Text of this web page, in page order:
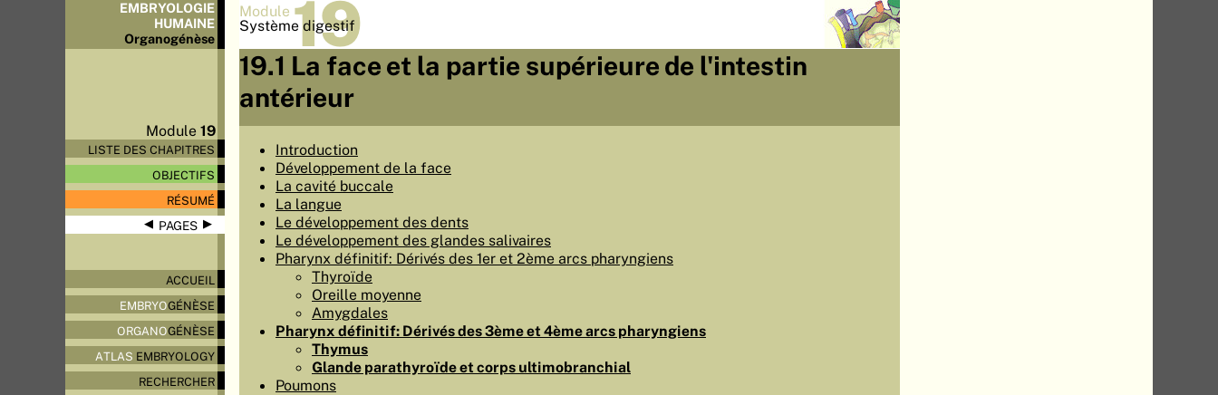
EMBRYOLOGIE
HUMAINE
Organogénèse
Module19
LISTE DES CHAPITRES
OBJECTIFS
RÉSUMÉ
◀ PAGES▶
ACCUEIL
EMBRYOGÉNÈSE
ORGANOGÉNÈSE
ATLAS EMBRYOLOGY
RECHERCHER
Module 19
Système digestif
19.1 La face et la partie supérieure de l'intestin
antérieur
Introduction
Développement de la face
La cavité buccale
La langue
Le développement des dents
Le développement des glandes salivaires
Pharynx définitif: Dérivés des 1er et 2ème arcs pharyngiens
Thyroïde
Oreille moyenne
Amygdales
Pharynx définitif: Dérivés des 3ème et 4ème arcs pharyngiens
Thymus
Glande parathyroïde et corps ultimobranchial
Poumons